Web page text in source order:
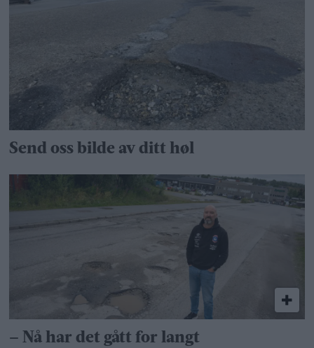
Send oss bilde av ditt høl
– Nå har det gått for langt